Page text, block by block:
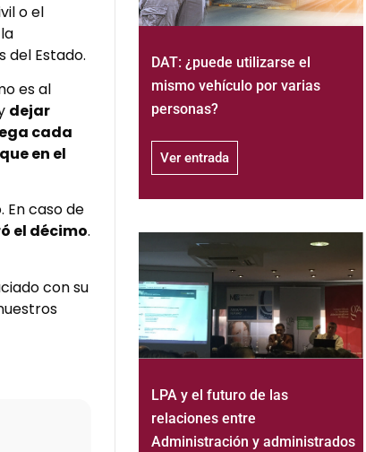
o el
del Estado.
es al
dejar
cada
en el
En caso de
el décimo.
con su
DAT: ¿puede utilizarse el
mismo vehículo por varias
personas?
Ver entrada
LPA y el futuro de las
relaciones entre
Administración y administrados